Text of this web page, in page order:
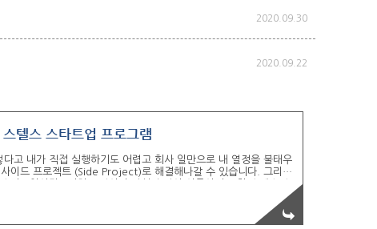
2020.09.30
2020.09.22
IT 스타트업 분야 최고의 투자사 프라이머 스텔스 스타트업 프로그램
고 내가 직접 실행하기도 어렵고 회사 일만으로 내 열정을 불태우
이드 프로젝트 (Side Project)로 해결해나갈 수 있습니다. 그리고
갖은 것을 스텔스 스타트업 직장을 다니면서 수익화 목적을 갖고
업이)라고 합니다. ※ 사업자가 없다고 스타트업이거나 창업팀이
기도 하지만제가 7년 동안 경험한 스타트업 업계에서는 창업의